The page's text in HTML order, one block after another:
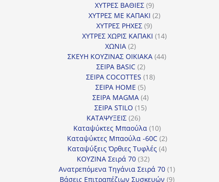
προϊόντα
ΧΥΤΡΕΣ ΒΑΘΙΕΣ 99
προϊόντα
ΧΥΤΡΕΣ ΜΕ ΚΑΠΑΚΙ 22
ΧΥΤΡΕΣ ΡΗΧΕΣ 99
προϊόντα
ΧΥΤΡΕΣ ΧΩΡΙΣ ΚΑΠΑΚΙ 1414
ΧΩΝΙΑ 22
προϊόντα
ΣΚΕΥΗ ΚΟΥΖΙΝΑΣ ΟΙΚΙΑΚΑ 4444
ΣΕΙΡΑ BASIC 22
προϊόντα
ΣΕΙΡΑ COCOTTES 1818
ΣΕΙΡΑ HOME 55
προϊόντα
ΣΕΙΡΑ MAGMA 44
προϊόντα
ΣΕΙΡΑ STILO 1515
ΚΑΤΑΨΥΞΕΙΣ 2626
προϊόντα
Καταψύκτες Μπαούλα 1010
προϊόντα
Καταψύκτες Μπαούλα -60C 22
προϊόντα
Καταψύξεις Όρθιες Τυφλές 44
ΚΟΥΖΙΝΑ Σειρά 70 3232
προϊόντα
Ανατρεπόμενα Τηγάνια Σειρά 70 11
προϊόν
Βάσεις Επιτραπέζιων Συσκευών 99